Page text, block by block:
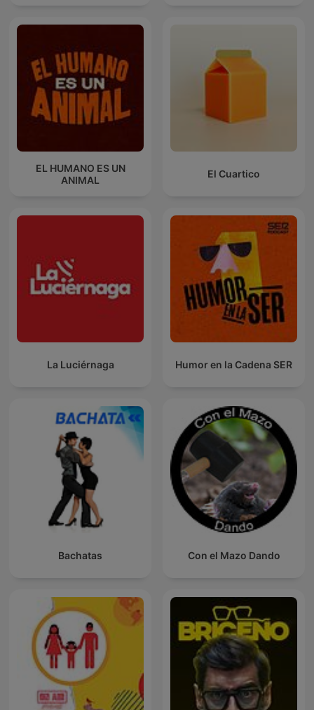
EL HUMANO ES UN
ANIMAL
El Cuartico
La Luciérnaga Humor en la Cadena SER
Bachatas Con el Mazo Dando